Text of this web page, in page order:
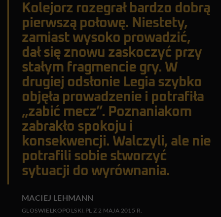
Kolejorz rozegrał bardzo dobrą
pierwszą połowę. Niestety,
zamiast wysoko prowadzić,
dał się znowu zaskoczyć przy
stałym fragmencie gry. W
drugiej odsłonie Legia szybko
objęła prowadzenie i potrafiła
„zabić mecz”. Poznaniakom
zabrakło spokoju i
konsekwencji. Walczyli, ale nie
potrafili sobie stworzyć
sytuacji do wyrównania.
MACIEJ LEHMANN
GLOSWIELKOPOLSKI.PL Z 2 MAJA 2015 R.